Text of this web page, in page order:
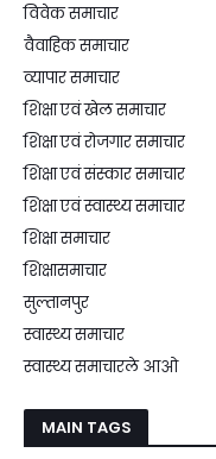
विवेक समाचार
वैवाहिक समाचार
व्यापार समाचार
शिक्षा एवं खेल समाचार
शिक्षा एवं रोजगार समाचार
शिक्षा एवं संस्कार समाचार
शिक्षा एवं स्वास्थ्य समाचार
शिक्षा समाचार
शिक्षासमाचार
सुल्तानपुर
स्वास्थ्य समाचार
स्वास्थ्य समाचारले आओ
MAIN TAGS